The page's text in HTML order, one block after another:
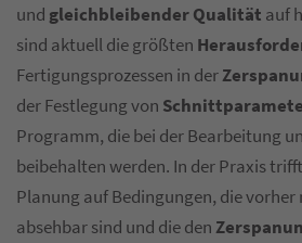
und gleichbleibender Qualität auf
sind aktuell die größten
Fertigungsprozessen in der
der Festlegung von
Programm, die bei der Bearbeitung
beibehalten werden. In der Praxis
Planung auf Bedingungen, die vorher
absehbar sind und die den